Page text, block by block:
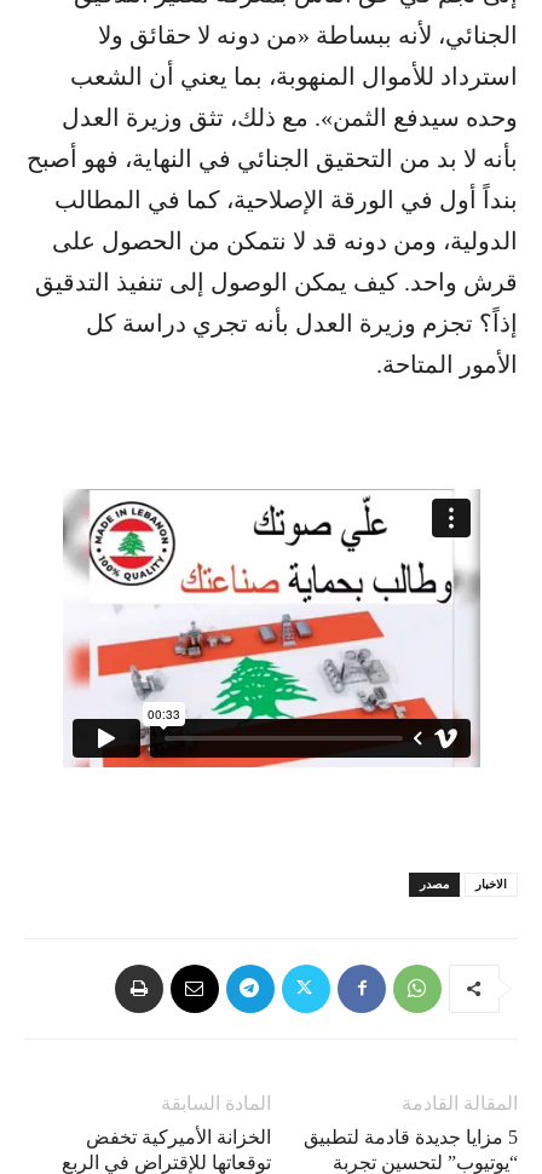
الجنائي، لأنه ببساطة «من دونه لا حقائق ولا
استرداد للأموال المنهوبة، بما يعني أن الشعب
وحده سيدفع الثمن». مع ذلك، تثق وزيرة العدل
بأنه لا بد من التحقيق الجنائي في النهاية، فهو أصبح
بنداً أول في الورقة الإصلاحية، كما في المطالب
الدولية، ومن دونه قد لا نتمكن من الحصول على
قرش واحد. كيف يمكن الوصول إلى تنفيذ التدقيق
إذاً؟ تجزم وزيرة العدل بأنه تجري دراسة كل
الأمور المتاحة.
مصدر الاخبار
المادة السابقة
الخزانة الأميركية تخفض
توقعاتها للإقتراض في الربع
المقالة القادمة
5 مزايا جديدة قادمة لتطبيق
“يوتيوب” لتحسين تجربة